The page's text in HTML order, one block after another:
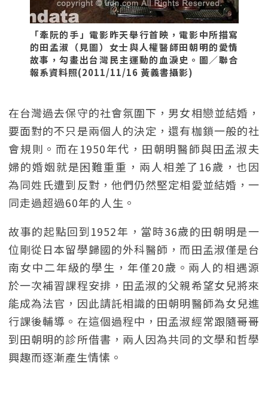
「牽阮的手」電影昨天舉行首映，電影中所描寫
的田孟淑（見圖）女士與人權醫師田朝明的愛情
故事，勾畫出台灣民主運動的血淚史。圖／聯合
報系資料照(2011/11/16 黃義書攝影)
在台灣過去保守的社會氛圍下，男女相戀並結婚，
要面對的不只是兩個人的決定，還有枷鎖一般的社
會規則。而在1950年代，田朝明醫師與田孟淑夫
婦的婚姻就是困難重重，兩人相差了16歲，也因
為同姓氏遭到反對，他們仍然堅定相愛並結婚，一
同走過超過60年的人生。
故事的起點回到1952年，當時36歲的田朝明是一
位剛從日本留學歸國的外科醫師，而田孟淑僅是台
南女中二年級的學生，年僅20歲。兩人的相遇源
於一次補習課程安排，田孟淑的父親希望女兒將來
能成為法官，因此請託相識的田朝明醫師為女兒進
行課後輔導。在這個過程中，田孟淑經常跟隨哥哥
到田朝明的診所借書，兩人因為共同的文學和哲學
興趣而逐漸產生情愫。